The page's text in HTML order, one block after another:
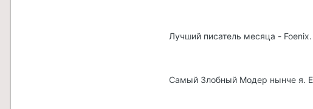
Лучший писатель месяца -
Самый Злобный Модер нынче я.